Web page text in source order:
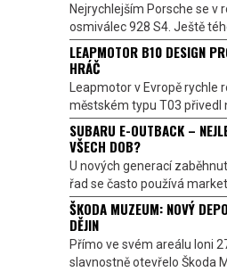
Nejrychlejším Porsche se v
osmiválec 928 S4. Ještě
LEAPMOTOR B10 DESIGN
HRÁČ
Leapmotor v Evropě rychle
městském typu T03 přivedl
SUBARU E-OUTBACK –
VŠECH DOB?
U nových generací
řad se často používá
ŠKODA MUZEUM: NOVÝ
DĚJIN
Přímo ve svém areálu loni
slavnostně otevřelo Škoda